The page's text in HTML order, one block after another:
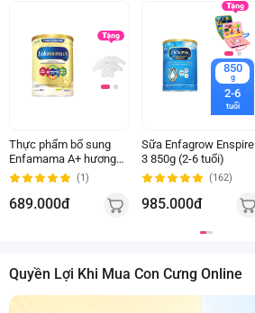
Thực phẩm bổ sung
Enfamama A+ hương
vani cho mẹ mang thai
và cho con bú (830g)
(1)
689.000đ
850
g
2-6
tuổi
Sữa Enfagrow Enspire
3 850g (2-6 tuổi)
(162)
985.000đ
Quyền Lợi Khi Mua Con Cưng Online